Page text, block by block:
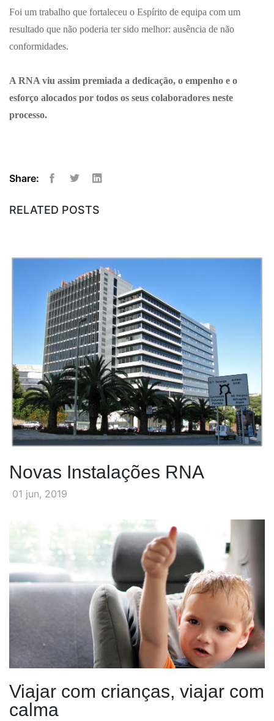
Foi um trabalho que fortaleceu o Espírito de equipa com um
resultado que não poderia ter sido melhor: ausência de não
conformidades.
A RNA viu assim premiada a dedicação, o empenho e o
esforço alocados por todos os seus colaboradores neste
processo.
Share:
RELATED POSTS
Novas Instalações RNA
01 jun, 2019
Viajar com crianças, viajar com
calma